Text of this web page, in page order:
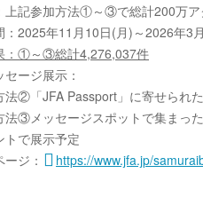
上記参加方法①～③で総計200万ア
：2025年11月10日(月)～2026年3
：①～③総計4,276,037件
ージ展示：
法②「JFA Passport」に寄せられ
法③メッセージスポットで集まっ
トで展示予定
ージ：
https://www.jfa.jp/